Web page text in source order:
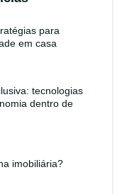
para
em casa
tecnologias
dentro de
imobiliária?